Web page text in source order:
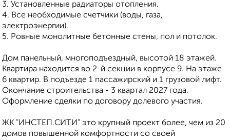
3. Установленные радиаторы отопления.
4. Все необходимые счетчики (воды, газа,
электроэнергии).
5. Ровные монолитные бетонные стены, пол и потолок.
Дом панельный, многоподъездный, высотой 18 этажей.
Квартира находится во 2-й секции в корпусе 9. На этаже
6 квартир. В подъезде 1 пассажирский и 1 грузовой лифт.
Окончание строительства - 3 квартал 2027 года.
Оформление сделки по договору долевого участия.
ЖK "ИНСТЕП.СИТИ" этo кpупный проeкт болеe, чем из 20
дoмoв повышеннoй кoмфоpтноcти сo свoeй